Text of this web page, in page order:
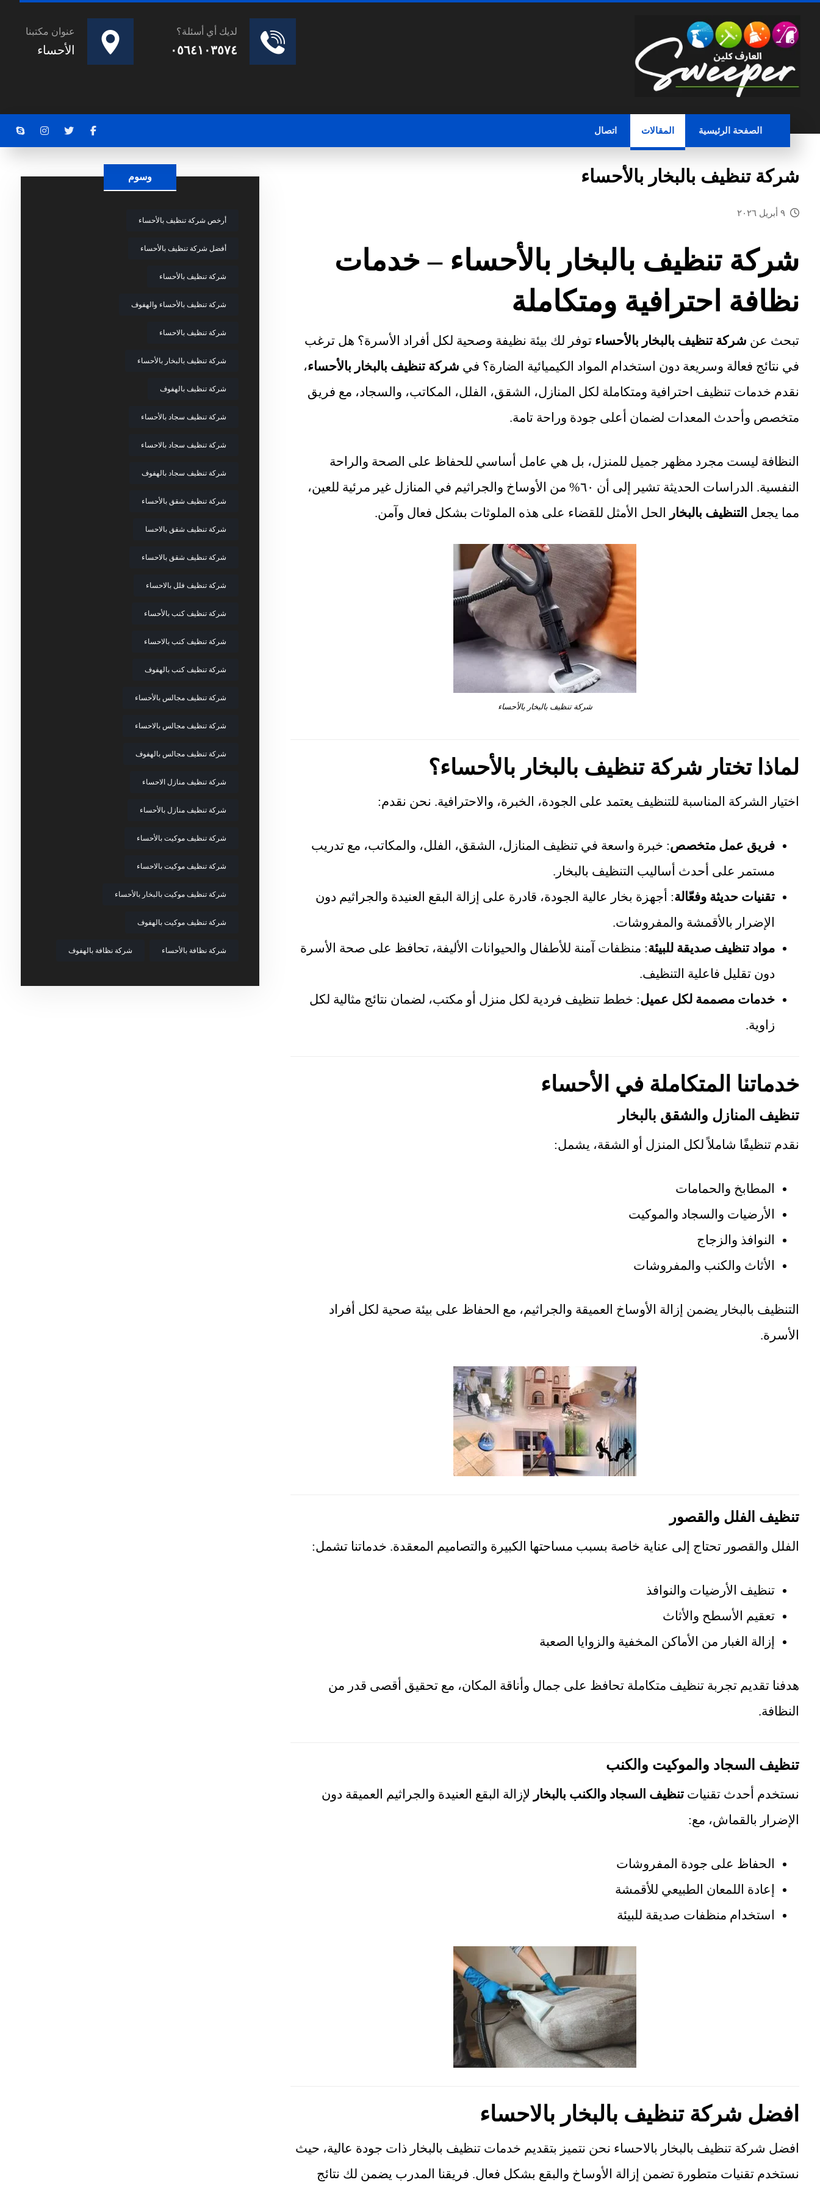
عنوان مكتبنا
الأحساء
لديك أي أسئلة؟
٠٥٦٤١٠٣٥٧٤
الصفحة الرئيسية المقالات اتصال
شركة تنظيف بالبخار بالأحساء
٩ أبريل ٢٠٢٦
شركة تنظيف بالبخار بالأحساء – خدمات
نظافة احترافية ومتكاملة
تبحث عن شركة تنظيف بالبخار بالأحساء توفر لك بيئة نظيفة وصحية لكل أفراد الأسرة؟ هل ترغب
في نتائج فعالة وسريعة دون استخدام المواد الكيميائية الضارة؟ في شركة تنظيف بالبخار بالأحساء،
نقدم خدمات تنظيف احترافية ومتكاملة لكل المنازل، الشقق، الفلل، المكاتب، والسجاد، مع فريق
متخصص وأحدث المعدات لضمان أعلى جودة وراحة تامة.
النظافة ليست مجرد مظهر جميل للمنزل، بل هي عامل أساسي للحفاظ على الصحة والراحة
النفسية. الدراسات الحديثة تشير إلى أن ٦٠% من الأوساخ والجراثيم في المنازل غير مرئية للعين،
مما يجعل التنظيف بالبخار الحل الأمثل للقضاء على هذه الملوثات بشكل فعال وآمن.
شركة تنظيف بالبخار بالأحساء
لماذا تختار شركة تنظيف بالبخار بالأحساء؟
اختيار الشركة المناسبة للتنظيف يعتمد على الجودة، الخبرة، والاحترافية. نحن نقدم:
فريق عمل متخصص: خبرة واسعة في تنظيف المنازل، الشقق، الفلل، والمكاتب، مع تدريب
مستمر على أحدث أساليب التنظيف بالبخار.
تقنيات حديثة وفعّالة: أجهزة بخار عالية الجودة، قادرة على إزالة البقع العنيدة والجراثيم دون
الإضرار بالأقمشة والمفروشات.
مواد تنظيف صديقة للبيئة: منظفات آمنة للأطفال والحيوانات الأليفة، تحافظ على صحة الأسرة
دون تقليل فاعلية التنظيف.
خدمات مصممة لكل عميل: خطط تنظيف فردية لكل منزل أو مكتب، لضمان نتائج مثالية لكل
زاوية.
خدماتنا المتكاملة في الأحساء
تنظيف المنازل والشقق بالبخار
نقدم تنظيفًا شاملاً لكل المنزل أو الشقة، يشمل:
المطابخ والحمامات
الأرضيات والسجاد والموكيت
النوافذ والزجاج
الأثاث والكنب والمفروشات
التنظيف بالبخار يضمن إزالة الأوساخ العميقة والجراثيم، مع الحفاظ على بيئة صحية لكل أفراد
الأسرة.
تنظيف الفلل والقصور
الفلل والقصور تحتاج إلى عناية خاصة بسبب مساحتها الكبيرة والتصاميم المعقدة. خدماتنا تشمل:
تنظيف الأرضيات والنوافذ
تعقيم الأسطح والأثاث
إزالة الغبار من الأماكن المخفية والزوايا الصعبة
هدفنا تقديم تجربة تنظيف متكاملة تحافظ على جمال وأناقة المكان، مع تحقيق أقصى قدر من
النظافة.
تنظيف السجاد والموكيت والكنب
نستخدم أحدث تقنيات تنظيف السجاد والكنب بالبخار لإزالة البقع العنيدة والجراثيم العميقة دون
الإضرار بالقماش، مع:
الحفاظ على جودة المفروشات
إعادة اللمعان الطبيعي للأقمشة
استخدام منظفات صديقة للبيئة
افضل شركة تنظيف بالبخار بالاحساء
افضل شركة تنظيف بالبخار بالاحساء نحن نتميز بتقديم خدمات تنظيف بالبخار ذات جودة عالية، حيث
نستخدم تقنيات متطورة تضمن إزالة الأوساخ والبقع بشكل فعال. فريقنا المدرب يضمن لك نتائج
وسوم
أرخص شركة تنظيف بالأحساء
أفضل شركة تنظيف بالأحساء
شركة تنظيف بالأحساء
شركة تنظيف بالأحساء والهفوف
شركة تنظيف بالاحساء
شركة تنظيف بالبخار بالأحساء
شركة تنظيف بالهفوف
شركة تنظيف سجاد بالأحساء
شركة تنظيف سجاد بالاحساء
شركة تنظيف سجاد بالهفوف
شركة تنظيف شقق بالأحساء
شركة تنظيف شقق بالاحسا
شركة تنظيف شقق بالاحساء
شركة تنظيف فلل بالاحساء
شركة تنظيف كنب بالأحساء
شركة تنظيف كنب بالاحساء
شركة تنظيف كنب بالهفوف
شركة تنظيف مجالس بالأحساء
شركة تنظيف مجالس بالاحساء
شركة تنظيف مجالس بالهفوف
شركة تنظيف منازل الاحساء
شركة تنظيف منازل بالأحساء
شركة تنظيف موكيت بالأحساء
شركة تنظيف موكيت بالاحساء
شركة تنظيف موكيت بالبخار بالأحساء
شركة تنظيف موكيت بالهفوف
شركة نظافة بالأحساء شركة نظافة بالهفوف